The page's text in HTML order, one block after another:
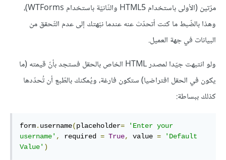
مرّتين (الأولى باستخدام HTML5 والثّانيّة باستخدام WTForms)،
وهذا بالضّبط ما كنت أتحدّث عنه عندما نبّهتك إلى عدم التّحقق من
البيانات في جهة العميل.
ولو انتبهت جيّدا لمصدر HTML الخاص بالحقل فستجد بأنّ قيمته (ما
يكون في الحقل افتراضيا) ستكون فارغة، ويُمكنك بالطّبع أن تُحدّدها
كذلك ببساطة:
form. username(placeholder=
'Enter your
username' , required = True, value =
'Default
Value' )